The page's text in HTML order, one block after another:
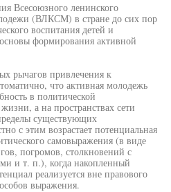
Всесоюзного ленинского
(ВЛКСМ) в стране до сих пор
воспитания детей и
формирования активной
рычагов привлечения к
что активная молодежь
в политической
а на пространствах сети
существующих
с этим возрастает потенциальная
самовыражения (в виде
погромов, столкновений с
и т. п.), когда накопленный
реализуется вне правового
выражения.